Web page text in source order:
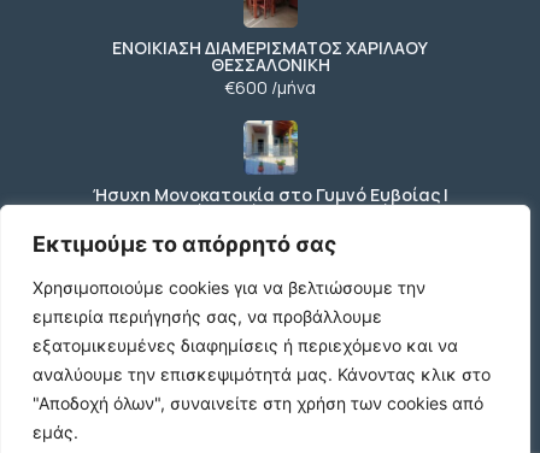
Εκτιμούμε το απόρρητό σας
Χρησιμοποιούμε cookies για να βελτιώσουμε την
εμπειρία περιήγησής σας, να προβάλλουμε
εξατομικευμένες διαφημίσεις ή περιεχόμενο και να
αναλύουμε την επισκεψιμότητά μας. Κάνοντας κλικ στο
"Αποδοχή όλων", συναινείτε στη χρήση των cookies από
εμάς.
ΕΝΟΙΚΙΑΣΗ ΔΙΑΜΕΡΙΣΜΑΤΟΣ ΧΑΡΙΛΑΟΥ
ΘΕΣΣΑΛΟΝΙΚΗ
€600 /μήνα
Ήσυχη Μονοκατοικία στο Γυμνό Ευβοίας |
Κοντά σε Θάλασσα & Βουνό
€52 /μήνα
ΕΝΟΙΚΙΑΣΗ ΔΙΑΜΕΡΙΣΜΑΤΟΣ ΧΑΡΙΛΑΟΥ
ΘΕΣΣΑΛΟΝΙΚΗ
€600 /μήνα